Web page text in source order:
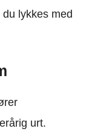
lykkes med
urt.